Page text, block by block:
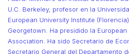
U.C. Berkeley, profesor en la
European University Institute
Georgetown. Ha presidido la
Association. Ha sido Secretario de
Secretario General del Departamento